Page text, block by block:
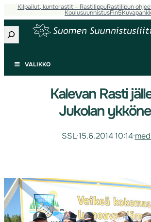
Kilpailut, kuntorastit – RastilippuRastilipun
KoulusuunnistusFin5
Etsi
VALIKKO
Kalevan Rasti
Jukolan
SSL·15.6.2014 10:14·